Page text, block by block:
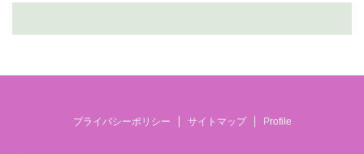
プライバシーポリシー サイトマップ Profile